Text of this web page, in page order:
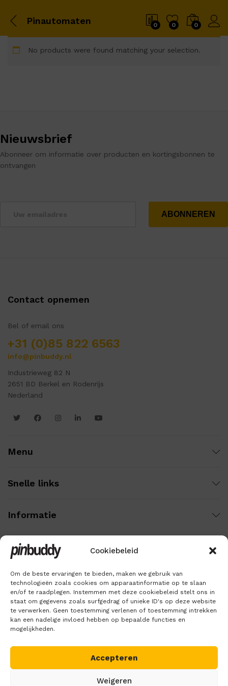
Cookiebeleid
Om de beste ervaringen te bieden, maken we gebruik van
technologieën zoals cookies om apparaatinformatie op te slaan
en/of te raadplegen. Instemmen met deze cookiebeleid stelt ons in
staat om gegevens zoals surfgedrag of unieke ID's op deze website
te verwerken. Geen toestemming verlenen of toestemming intrekken
kan een nadelige invloed hebben op bepaalde functies en
mogelijkheden.
Accepteren
Weigeren
Pinautomaten 0 0 0
No products were found matching your selection.
Nieuwsbrief
Abonneer om informatie over producten en kortingsbonnen te
ontvangen
Contact opnemen
Bel of email ons
+31 (0)85 822 6563
info@pinbuddy.nl
Industrieweg 82 N
2651 BD Berkel en Rodenrijs
Nederland
Menu
Snelle links
Informatie